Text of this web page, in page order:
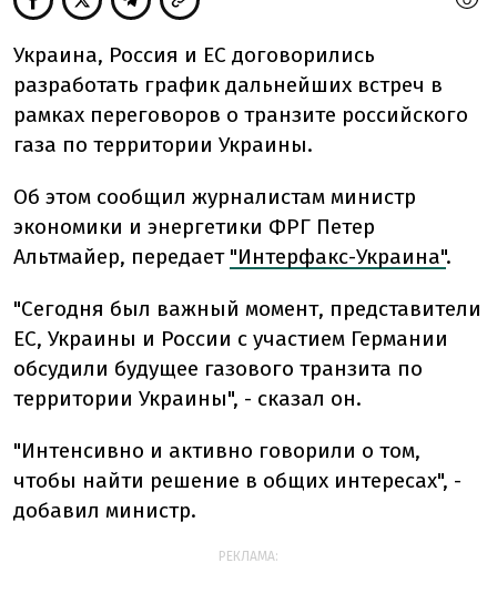
Украина, Россия и ЕС договорились
разработать график дальнейших встреч в
рамках переговоров о транзите российского
газа по территории Украины.
Об этом сообщил журналистам министр
экономики и энергетики ФРГ Петер
Альтмайер, передает "Интерфакс-Украина".
"Сегодня был важный момент, представители
ЕС, Украины и России с участием Германии
обсудили будущее газового транзита по
территории Украины", - сказал он.
"Интенсивно и активно говорили о том,
чтобы найти решение в общих интересах", -
добавил министр.
РЕКЛАМА: